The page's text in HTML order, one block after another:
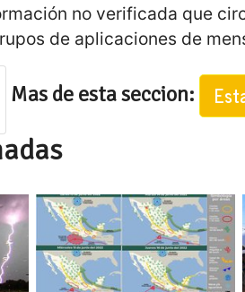
no verificada que
de aplicaciones de
Mas de esta seccion: